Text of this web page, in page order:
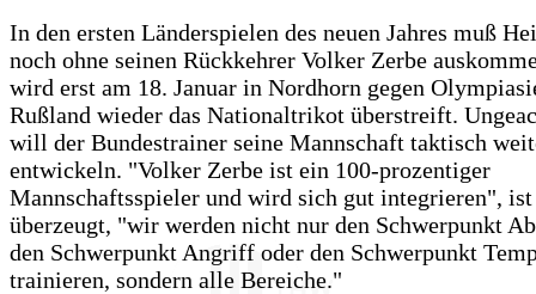
In den ersten Länderspielen des neuen Jahres muß
noch ohne seinen Rückkehrer Volker Zerbe
wird erst am 18. Januar in Nordhorn gegen
Rußland wieder das Nationaltrikot überstreift.
will der Bundestrainer seine Mannschaft taktisch
entwickeln. "Volker Zerbe ist ein 100-prozentiger
Mannschaftsspieler und wird sich gut integrieren",
überzeugt, "wir werden nicht nur den Schwerpunkt
den Schwerpunkt Angriff oder den Schwerpunkt
trainieren, sondern alle Bereiche."